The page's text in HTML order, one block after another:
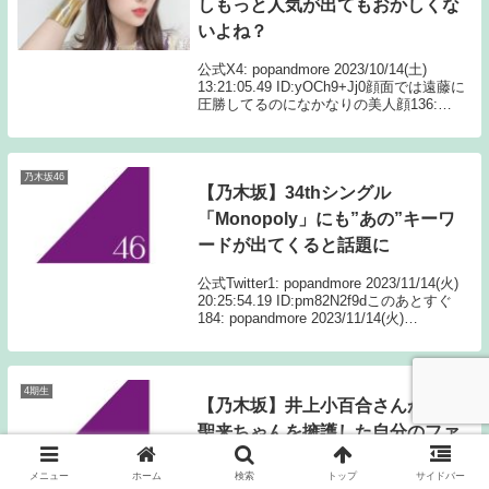
しもっと人気が出てもおかしくな
いよね？
公式X4: popandmore 2023/10/14(土)
13:21:05.49 ID:yOCh9+Jj0顔面では遠藤に
圧勝してるのになかなりの美人顔136:
I...
乃木坂46
【乃木坂】34thシングル
「Monopoly」にも”あの”キーワ
ードが出てくると話題に
公式Twitter1: popandmore 2023/11/14(火)
20:25:54.19 ID:pm82N2f9dこのあとすぐ
184: popandmore 2023/11/14(火)
4期生
【乃木坂】井上小百合さんが早川
聖来ちゃんを擁護した自分のファ
ンをブロックしていってる模様
メニュー ホーム 検索 トップ サイドバー